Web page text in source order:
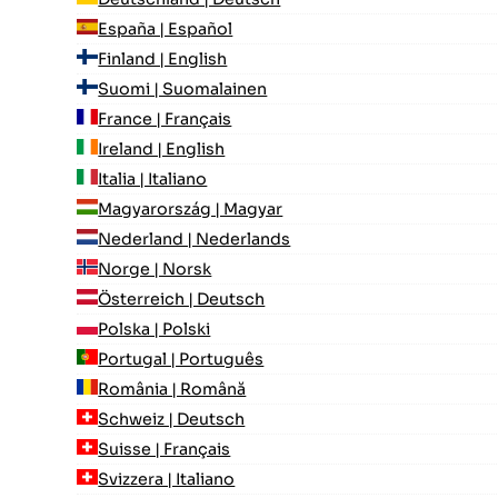
España | Español
Finland | English
Suomi | Suomalainen
France | Français
Ireland | English
Italia | Italiano
Magyarország | Magyar
Nederland | Nederlands
Norge | Norsk
Österreich | Deutsch
Polska | Polski
Portugal | Português
România | Română
Schweiz | Deutsch
Suisse | Français
Svizzera | Italiano